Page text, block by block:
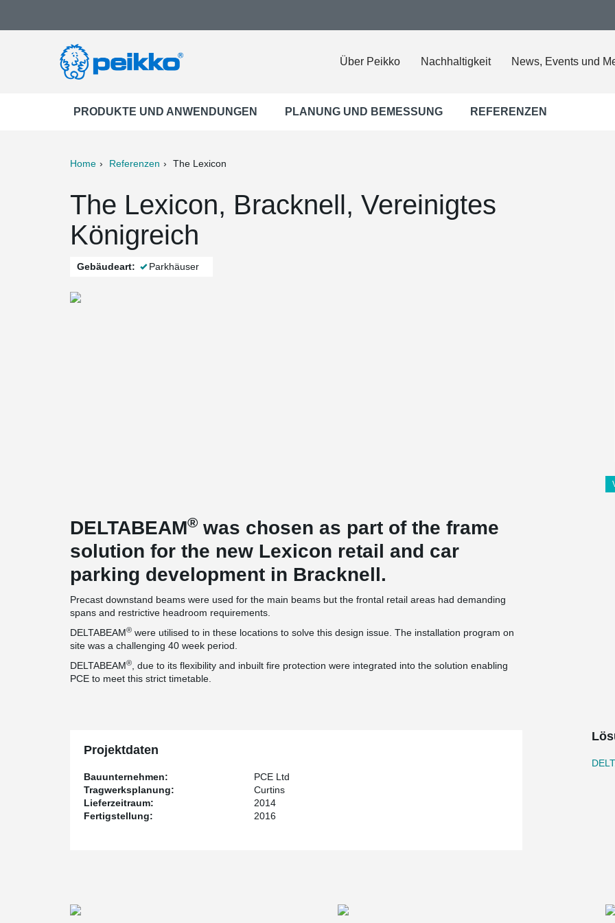
Über Peikko Nachhaltigkeit News, Events und
PRODUKTE UND ANWENDUNGEN PLANUNG UND BEMESSUNG REFERENZEN
Home Referenzen The Lexicon
The Lexicon, Bracknell, Vereinigtes
Königreich
Gebäudeart: Parkhäuser
DELTABEAM® was chosen as part of the frame
solution for the new Lexicon retail and car
parking development in Bracknell.
Precast downstand beams were used for the main beams but the frontal retail areas had demanding
spans and restrictive headroom requirements.
DELTABEAM® were utilised to in these locations to solve this design issue. The installation program on
site was a challenging 40 week period.
DELTABEAM®
, due to its flexibility and inbuilt fire protection were integrated into the solution enabling
PCE to meet this strict timetable.
Projektdaten
Bauunternehmen:
PCE Ltd
Tragwerksplanung:
Curtins
Lieferzeitraum:
2014
Fertigstellung:
2016